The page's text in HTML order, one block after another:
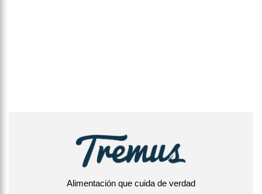
Alimentación que cuida de verdad